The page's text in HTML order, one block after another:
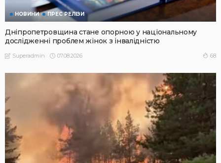
НОВИНИ ПРЕС РЕЛІЗИ
Дніпропетровщина стане опорною у національному
дослідженні проблем жінок з інвалідністю
Superadmin 07.08.2026 68